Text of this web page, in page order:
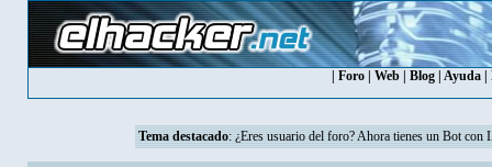
Foro| Web| Blog| Ayuda|
Tema destacado: ¿Eres usuario del foro? Ahora tienes un Bot con